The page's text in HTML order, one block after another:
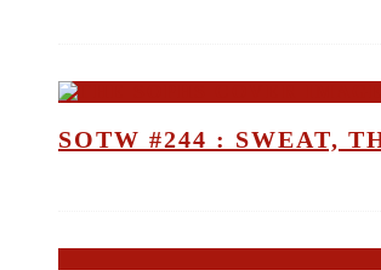
SOTW #244 : SWEAT,